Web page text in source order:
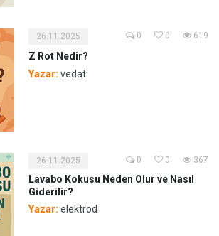
26.11.2025 0 0 619
Z Rot Nedir?
Yazar: vedat
26.11.2025 0 0 367
Lavabo Kokusu Neden Olur ve Nasıl
Giderilir?
Yazar: elektrod